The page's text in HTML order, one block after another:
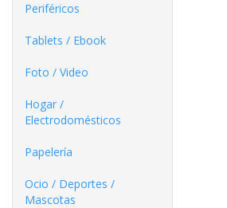
Periféricos
Tablets / Ebook
Foto / Video
Hogar /
Electrodomésticos
Papelería
Ocio / Deportes /
Mascotas